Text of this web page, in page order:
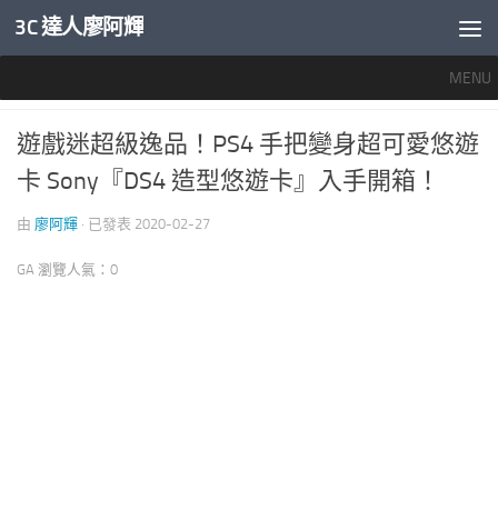
內文下方
3C 達人廖阿輝
MENU
0
遊戲迷超級逸品！PS4 手把變身超可愛悠遊
卡 Sony『DS4 造型悠遊卡』入手開箱！
由 廖阿輝 · 已發表 2020-02-27
GA 瀏覽人氣：0